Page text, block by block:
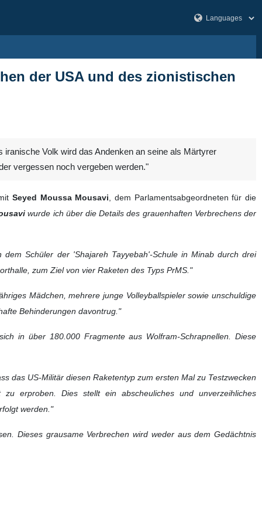
der USA und des zionistischen
Volk wird das Andenken an seine als Märtyrer
vergessen noch vergeben werden."
Seyed Moussa Mousavi , dem Parlamentsabgeordneten für die
wurde ich über die Details des grauenhaften Verbrechens der
Schüler der 'Shajareh Tayyebah'-Schule in Minab durch drei
zum Ziel von vier Raketen des Typs PrMS."
Mädchen, mehrere junge Volleyballspieler sowie unschuldige
Behinderungen davontrug."
in über 180.000 Fragmente aus Wolfram-Schrapnellen. Diese
das US-Militär diesen Raketentyp zum ersten Mal zu Testzwecken
erproben. Dies stellt ein abscheuliches und unverzeihliches
werden."
Dieses grausame Verbrechen wird weder aus dem Gedächtnis